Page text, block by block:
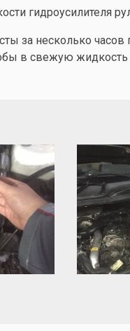
гидроусилителя
за несколько
в свежую жидкость